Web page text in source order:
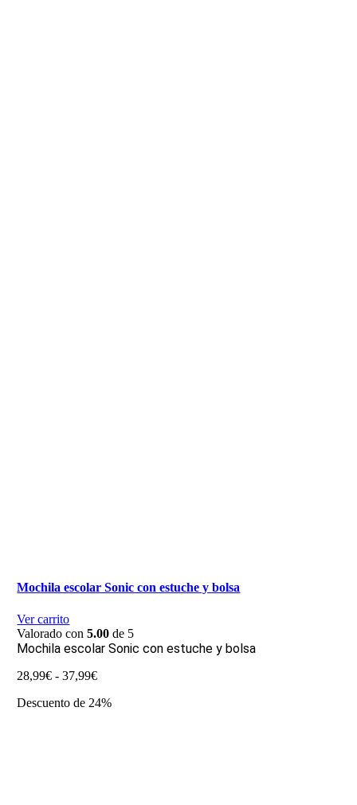
Mochila escolar Sonic con estuche y bolsa
Ver carrito
Valorado con5.00 de 5
Mochila escolar Sonic con estuche y bolsa
28,99€ - 37,99€Rango
precios:
Descuento de 24%